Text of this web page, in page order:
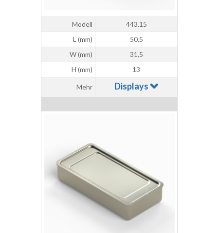
Modell
443.15
L (mm)
50,5
W (mm)
31,5
H (mm)
13
Mehr Displays